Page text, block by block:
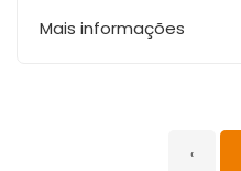
Mais informações
‹